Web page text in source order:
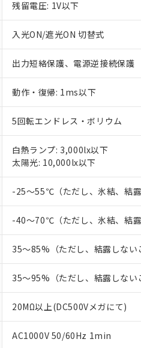
残留電圧: 1V以下
入光ON/遮光ON 切替式
出力短絡保護、電源逆接続保護
動作・復帰: 1ms以下
5回転エンドレス・ボリウム
白熱ランプ: 3,000lx以下
太陽光: 10,000lx以下
-25～55℃（ただし、氷結、結露
-40～70℃（ただし、氷結、結露
35～85%（ただし、結露しない
35～95%（ただし、結露しない
20MΩ以上(DC500Vメガにて)
AC1000V 50/60Hz 1min
ご利用条件
本サービス
くものです。
在庫状況お
のであり、
正式な納期
当社販売員
オムロン制
在庫状況お
す。
マイパーツ
が、当社の
さい。
※当社の共同
いる法人を
対応予定なし：
非該当品：ライ
仕入先様の事情に
があります。
*EU RoHS指令（10物質
鉛(Pb) 1000ppm以下
六価クロム(Cr(Ⅵ))
フタル酸ビス(2-エチル
但し、RoHS指令で産業
※2 対応予定月
部品在庫の切り替
※3 非含有証明
EU RoHS指令（
51物質の非含有証
※本証明書は発行
また、RoHS指令
※1 中国
「○」：最大均質
「－」：未確認
Pb(鉛) :1000ppm、 Hg(
DBP(フタル酸ジブチル
DEHP(フタル酸ビス(2-
「ｅ」：有害物質
「10」：通常の使
味します。
「－」：未確認で
当社は、こ
う）を輸出
などの必要
当社は規制
置等に一切使
当社は、貴
また当社は
たしません。
記
号
○ 一定数
△
－
在庫な
機器販
空
白
受注生